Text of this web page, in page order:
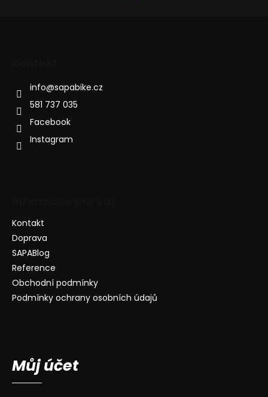
info@sapabike.cz
581 737 035
Facebook
Instagram
Kontakt
Doprava
SAPABlog
Reference
Obchodní podmínky
Podmínky ochrany osobních údajů
Můj účet